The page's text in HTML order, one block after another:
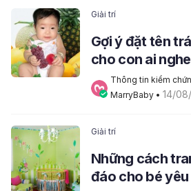
Giải trí
Gợi ý đặt tên
cho con ai
Thông tin kiểm
MarryBaby • 14/
Giải trí
Những cách
đáo cho bé yêu